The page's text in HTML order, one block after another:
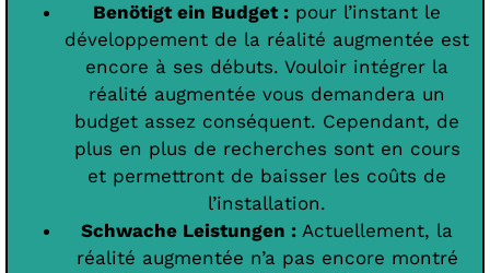
Benötigt ein Budget : pour l’instant le
développement de la réalité augmentée est
encore à ses débuts. Vouloir intégrer la
réalité augmentée vous demandera un
budget assez conséquent. Cependant, de
plus en plus de recherches sont en cours
et permettront de baisser les coûts de
l’installation.
Schwache Leistungen : Actuellement, la
réalité augmentée n’a pas encore montré